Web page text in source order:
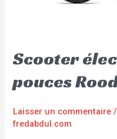
Scooter
pouces
Laisser un commentaire /
fredabdul.com